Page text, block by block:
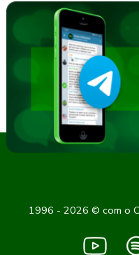
1996 - 2026 © com o